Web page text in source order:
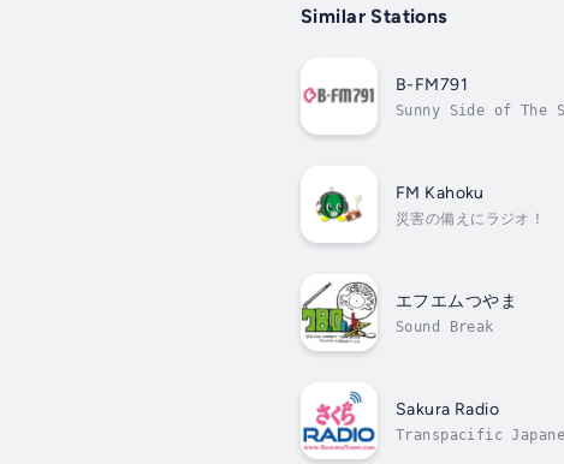
Similar Stations
B-FM791
Sunny Side of The
FM Kahoku
災害の備えにラジオ！
エフエムつやま
Sound Break
Sakura Radio
Transpacific